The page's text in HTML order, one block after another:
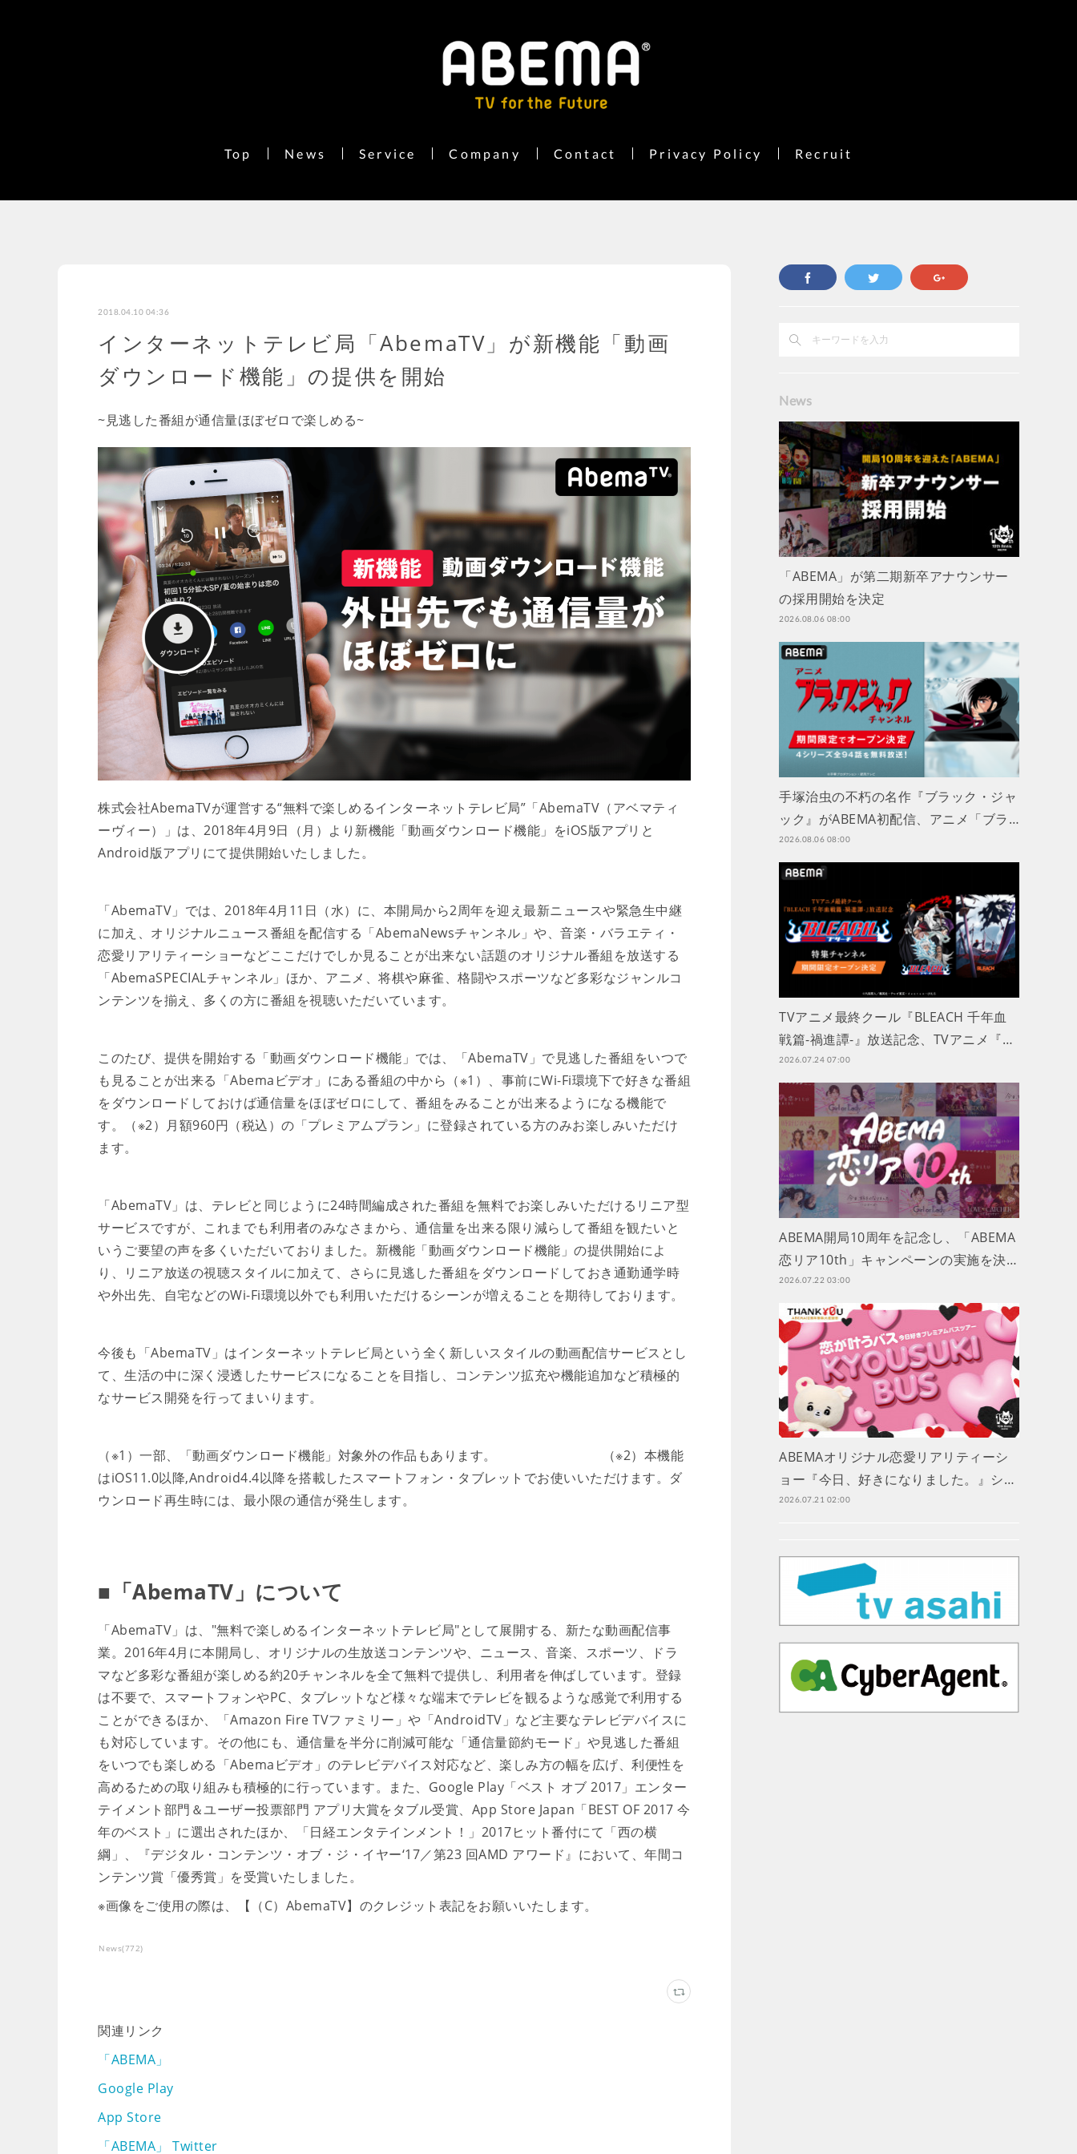
Top News Service Company Contact Privacy Policy Recruit
2018.04.10 04:36
インターネットテレビ局「AbemaTV」が新機能「動画
ダウンロード機能」の提供を開始
~見逃した番組が通信量ほぼゼロで楽しめる~
株式会社AbemaTVが運営する“無料で楽しめるインターネットテレビ局”「AbemaTV（アベマティ
ーヴィー）」は、2018年4月9日（月）より新機能「動画ダウンロード機能」をiOS版アプリと
Android版アプリにて提供開始いたしました。
「AbemaTV」では、2018年4月11日（水）に、本開局から2周年を迎え最新ニュースや緊急生中継
に加え、オリジナルニュース番組を配信する「AbemaNewsチャンネル」や、音楽・バラエティ・
恋愛リアリティーショーなどここだけでしか見ることが出来ない話題のオリジナル番組を放送する
「AbemaSPECIALチャンネル」ほか、アニメ、将棋や麻雀、格闘やスポーツなど多彩なジャンルコ
ンテンツを揃え、多くの方に番組を視聴いただいています。
このたび、提供を開始する「動画ダウンロード機能」では、「AbemaTV」で見逃した番組をいつで
も見ることが出来る「Abemaビデオ」にある番組の中から（※1）、事前にWi-Fi環境下で好きな番組
をダウンロードしておけば通信量をほぼゼロにして、番組をみることが出来るようになる機能で
す。（※2）月額960円（税込）の「プレミアムプラン」に登録されている方のみお楽しみいただけ
ます。
「AbemaTV」は、テレビと同じように24時間編成された番組を無料でお楽しみいただけるリニア型
サービスですが、これまでも利用者のみなさまから、通信量を出来る限り減らして番組を観たいと
いうご要望の声を多くいただいておりました。新機能「動画ダウンロード機能」の提供開始によ
り、リニア放送の視聴スタイルに加えて、さらに見逃した番組をダウンロードしておき通勤通学時
や外出先、自宅などのWi-Fi環境以外でも利用いただけるシーンが増えることを期待しております。
今後も「AbemaTV」はインターネットテレビ局という全く新しいスタイルの動画配信サービスとし
て、生活の中に深く浸透したサービスになることを目指し、コンテンツ拡充や機能追加など積極的
なサービス開発を行ってまいります。
（※1）一部、「動画ダウンロード機能」対象外の作品もあります。 （※2）本機能
はiOS11.0以降,Android4.4以降を搭載したスマートフォン・タブレットでお使いいただけます。ダ
ウンロード再生時には、最小限の通信が発生します。
■「AbemaTV」について
「AbemaTV」は、"無料で楽しめるインターネットテレビ局"として展開する、新たな動画配信事
業。2016年4月に本開局し、オリジナルの生放送コンテンツや、ニュース、音楽、スポーツ、ドラ
マなど多彩な番組が楽しめる約20チャンネルを全て無料で提供し、利用者を伸ばしています。登録
は不要で、スマートフォンやPC、タブレットなど様々な端末でテレビを観るような感覚で利用する
ことができるほか、「Amazon Fire TVファミリー」や「AndroidTV」など主要なテレビデバイスに
も対応しています。その他にも、通信量を半分に削減可能な「通信量節約モード」や見逃した番組
をいつでも楽しめる「Abemaビデオ」のテレビデバイス対応など、楽しみ方の幅を広げ、利便性を
高めるための取り組みも積極的に行っています。また、Google Play「ベスト オブ 2017」エンター
テイメント部門＆ユーザー投票部門 アプリ大賞をタブル受賞、App Store Japan「BEST OF 2017 今
年のベスト」に選出されたほか、「日経エンタテインメント！」2017ヒット番付にて「西の横
綱」、『デジタル・コンテンツ・オブ・ジ・イヤー‘17／第23 回AMD アワード』において、年間コ
ンテンツ賞「優秀賞」を受賞いたしました。
※画像をご使用の際は、【（C）AbemaTV】のクレジット表記をお願いいたします。
News(772)
関連リンク
「ABEMA」
Google Play
App Store
「ABEMA」 Twitter
News
「ABEMA」が第二期新卒アナウンサー
の採用開始を決定
2026.08.06 08:00
手塚治虫の不朽の名作『ブラック・ジャ
ック』がABEMA初配信、アニメ「ブラ…
2026.08.06 08:00
TVアニメ最終クール『BLEACH 千年血
戦篇-禍進譚-』放送記念、TVアニメ『…
2026.07.24 07:00
ABEMA開局10周年を記念し、「ABEMA
恋リア10th」キャンペーンの実施を決…
2026.07.22 03:00
ABEMAオリジナル恋愛リアリティーシ
ョー『今日、好きになりました。』シ…
2026.07.21 02:00